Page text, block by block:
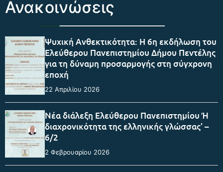
Ανακοινώσεις
Ψυχική Ανθεκτικότητα: Η 6η εκδήλωση του
Ελεύθερου Πανεπιστημίου Δήμου Πεντέλης
για τη δύναμη προσαρμογής στη σύγχρονη
εποχή
22 Απριλίου 2026
Νέα διάλεξη Ελεύθερου Πανεπιστημίου Ή
διαχρονικότητα της ελληνικής γλώσσας’ –
6/2
2 Φεβρουαρίου 2026